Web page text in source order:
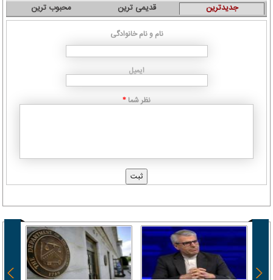
جدیدترین قدیمی ترین محبوب ترین
نام و نام خانوادگی
ایمیل
نظر شما *